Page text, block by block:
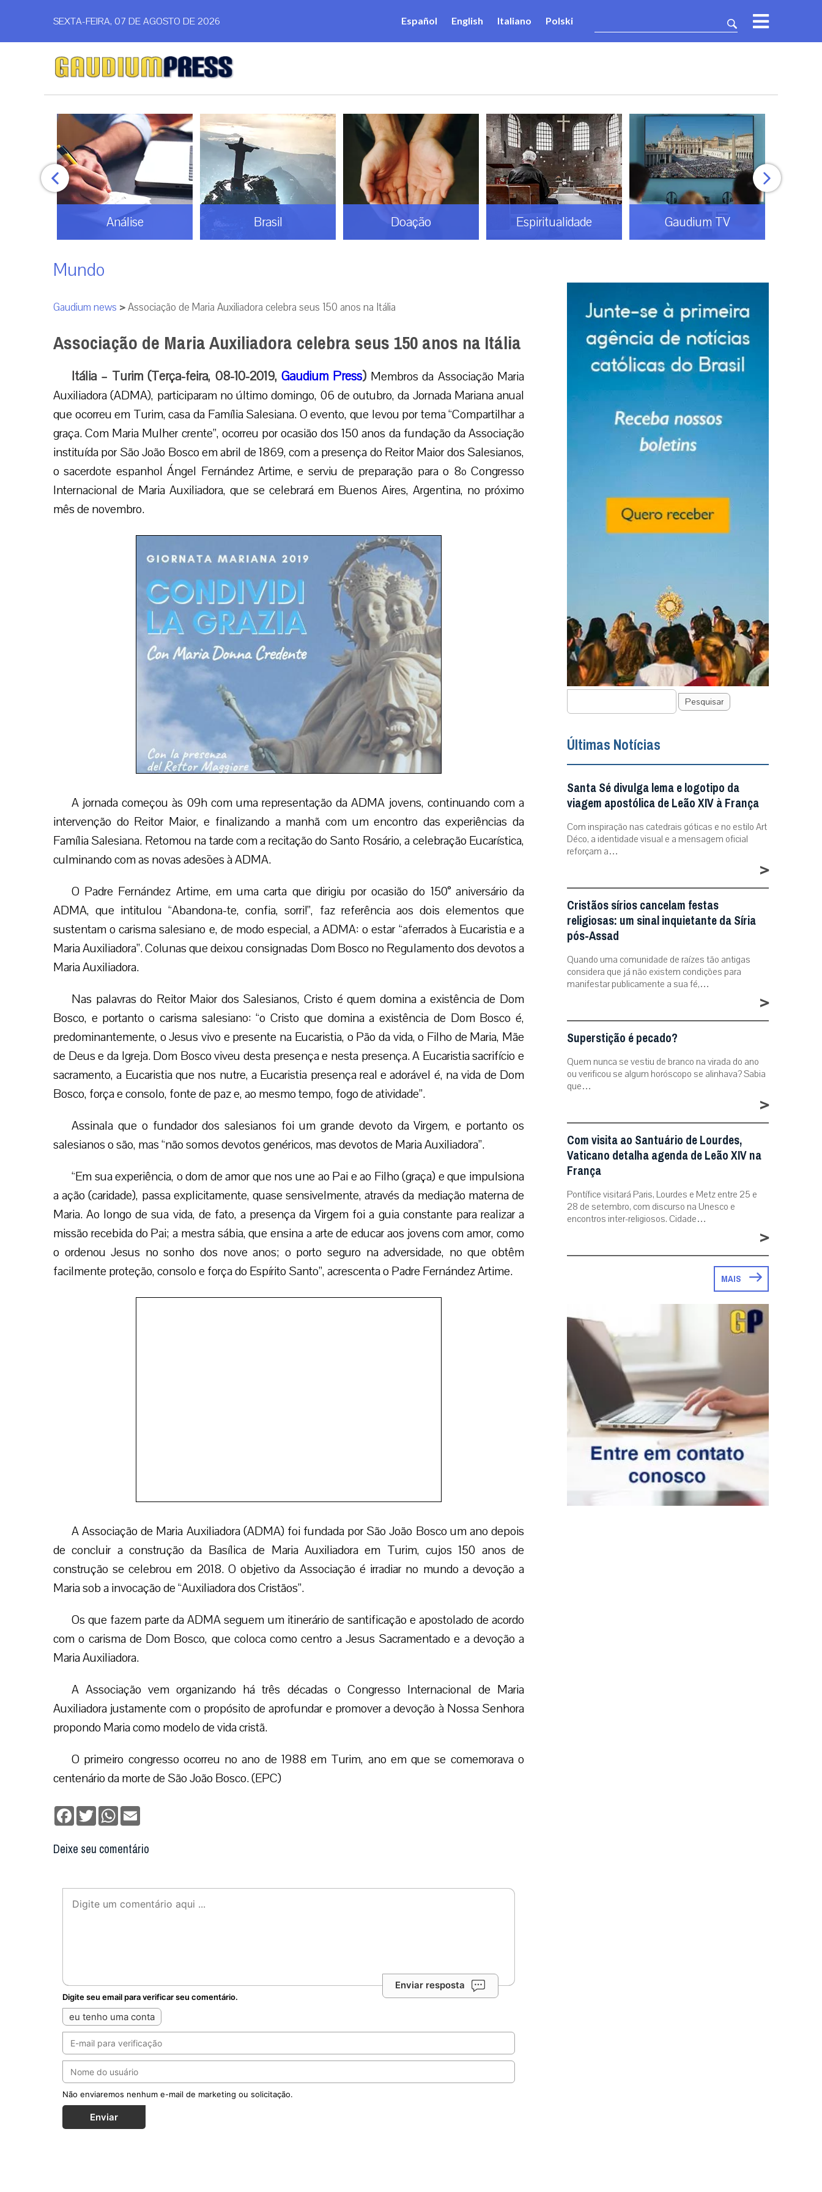
SEXTA-FEIRA, 07 DE AGOSTO DE 2026 Español English Italiano Polski
Espiritualidade Gaudium TV
Mundo
Gaudium news >Associação de Maria Auxiliadora celebra seus 150 anos na Itália
Associação de Maria Auxiliadora celebra seus 150 anos na Itália
Itália – Turim (Terça-feira, 08-10-2019, Gaudium Press) Membros da Associação Maria
Auxiliadora (ADMA), participaram no último domingo, 06 de outubro, da Jornada Mariana anual
que ocorreu em Turim, casa da Família Salesiana. O evento, que levou por tema “Compartilhar a
graça. Com Maria Mulher crente”, ocorreu por ocasião dos 150 anos da fundação da Associação
instituída por São João Bosco em abril de 1869, com a presença do Reitor Maior dos Salesianos,
o sacerdote espanhol Ángel Fernández Artime, e serviu de preparação para o 8º Congresso
Internacional de Maria Auxiliadora, que se celebrará em Buenos Aires, Argentina, no próximo
mês de novembro.
A jornada começou às 09h com uma representação da ADMA jovens, continuando com a
intervenção do Reitor Maior, e finalizando a manhã com um encontro das experiências da
Família Salesiana. Retomou na tarde com a recitação do Santo Rosário, a celebração Eucarística,
culminando com as novas adesões à ADMA.
O Padre Fernández Artime, em uma carta que dirigiu por ocasião do 150° aniversário da
ADMA, que intitulou “Abandona-te, confia, sorri!”, faz referência aos dois elementos que
sustentam o carisma salesiano e, de modo especial, a ADMA: o estar “aferrados à Eucaristia e a
Maria Auxiliadora”. Colunas que deixou consignadas Dom Bosco no Regulamento dos devotos a
Maria Auxiliadora.
Nas palavras do Reitor Maior dos Salesianos, Cristo é quem domina a existência de Dom
Bosco, e portanto o carisma salesiano: “o Cristo que domina a existência de Dom Bosco é,
predominantemente, o Jesus vivo e presente na Eucaristia, o Pão da vida, o Filho de Maria, Mãe
de Deus e da Igreja. Dom Bosco viveu desta presença e nesta presença. A Eucaristia sacrifício e
sacramento, a Eucaristia que nos nutre, a Eucaristia presença real e adorável é, na vida de Dom
Bosco, força e consolo, fonte de paz e, ao mesmo tempo, fogo de atividade”.
Assinala que o fundador dos salesianos foi um grande devoto da Virgem, e portanto os
salesianos o são, mas “não somos devotos genéricos, mas devotos de Maria Auxiliadora”.
“Em sua experiência, o dom de amor que nos une ao Pai e ao Filho (graça) e que impulsiona
a ação (caridade), passa explicitamente, quase sensivelmente, através da mediação materna de
Maria. Ao longo de sua vida, de fato, a presença da Virgem foi a guia constante para realizar a
missão recebida do Pai; a mestra sábia, que ensina a arte de educar aos jovens com amor, como
o ordenou Jesus no sonho dos nove anos; o porto seguro na adversidade, no que obtêm
facilmente proteção, consolo e força do Espírito Santo”, acrescenta o Padre Fernández Artime.
A Associação de Maria Auxiliadora (ADMA) foi fundada por São João Bosco um ano depois
de concluir a construção da Basílica de Maria Auxiliadora em Turim, cujos 150 anos de
construção se celebrou em 2018. O objetivo da Associação é irradiar no mundo a devoção a
Maria sob a invocação de “Auxiliadora dos Cristãos”.
Os que fazem parte da ADMA seguem um itinerário de santificação e apostolado de acordo
com o carisma de Dom Bosco, que coloca como centro a Jesus Sacramentado e a devoção a
Maria Auxiliadora.
A Associação vem organizando há três décadas o Congresso Internacional de Maria
Auxiliadora justamente com o propósito de aprofundar e promover a devoção à Nossa Senhora
propondo Maria como modelo de vida cristã.
O primeiro congresso ocorreu no ano de 1988 em Turim, ano em que se comemorava o
centenário da morte de São João Bosco. (EPC)
Facebook
TwitterWhatsApp
Deixe seu comentário
Enviar resposta
Digite seu email para verificar seu comentário.
eu tenho uma conta
Não enviaremos nenhum e-mail de marketing ou solicitação.
Enviar
Pesquisar
Últimas Notícias
Santa Sé divulga lema e logotipo da
viagem apostólica de Leão XIV à França
Com inspiração nas catedrais góticas e no estilo Art
Déco, a identidade visual e a mensagem oficial
reforçam a…
>
Cristãos sírios cancelam festas
religiosas: um sinal inquietante da Síria
pós-Assad
Quando uma comunidade de raízes tão antigas
considera que já não existem condições para
manifestar publicamente a sua fé,…
>
Superstição é pecado?
Quem nunca se vestiu de branco na virada do ano
ou verificou se algum horóscopo se alinhava? Sabia
que…
>
Com visita ao Santuário de Lourdes,
Vaticano detalha agenda de Leão XIV na
França
Pontífice visitará Paris, Lourdes e Metz entre 25 e
28 de setembro, com discurso na Unesco e
encontros inter-religiosos. Cidade…
>
MAIS